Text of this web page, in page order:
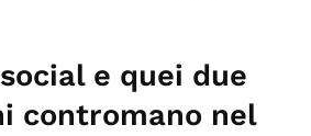
e quei due
contromano nel